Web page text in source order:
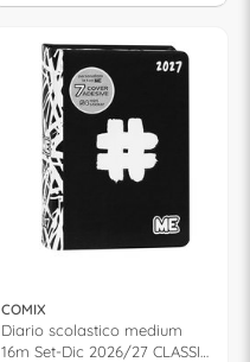
COMIX
Diario scolastico medium
16m Set-Dic 2026/27 CLASSIC